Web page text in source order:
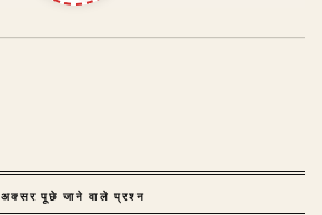
अक्सर पूछे जाने वाले प्रश्न